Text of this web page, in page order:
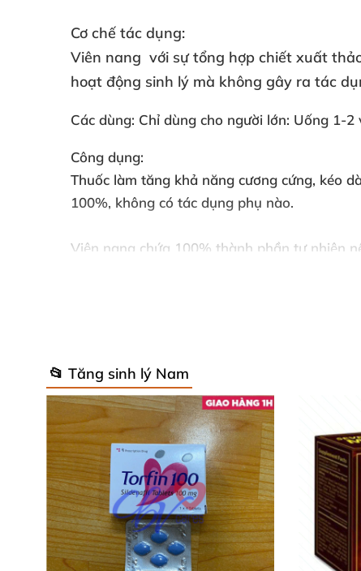
Cơ chế tác dụng:
Viên nang với sự tổng hợp chiết xuất
hoạt động sinh lý mà không gây ra tác
Các dùng: Chỉ dùng cho người lớn: Uống 1-
Công dụng:
Thuốc làm tăng khả năng cương cứng, kéo
100%, không có tác dụng phụ nào.
Viên nang chứa 100% thành phần tự nhiên
dương vật trông to hơn
📂 Tăng sinh lý Nam